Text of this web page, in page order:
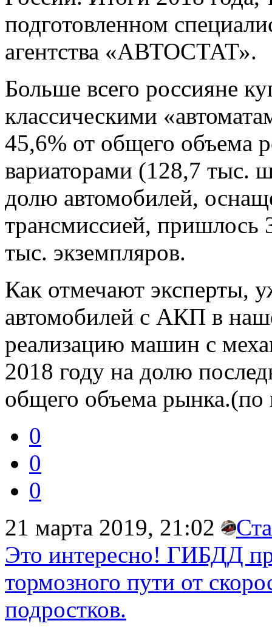
подготовленном
агентства «АВТОСТАТ».
Больше всего россияне
классическими
45,6% от общего объема
вариаторами (128,7 тыс.
долю автомобилей,
трансмиссией, пришлось
тыс. экземпляров.
Как отмечают эксперты,
автомобилей с АКП в
реализацию машин с
2018 году на долю
общего объема рынка.(по
0
0
0
21 марта 2019, 21:02
Это интересно! ГИБДД
тормозного пути от
подростков.